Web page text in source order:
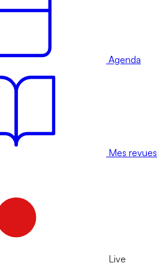
Agenda
Mes revues
Live